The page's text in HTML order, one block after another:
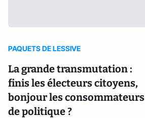
PAQUETS DE LESSIVE
La grande transmutation :
finis les électeurs citoyens,
bonjour les consommateurs
de politique ?